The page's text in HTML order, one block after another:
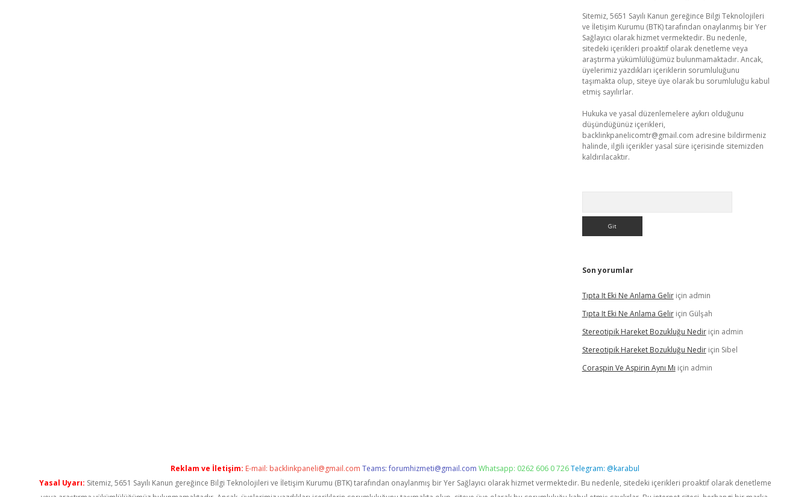
Sitemiz, 5651 Sayılı Kanun gereğince Bilgi Teknolojileri
ve İletişim Kurumu (BTK) tarafından onaylanmış bir Yer
Sağlayıcı olarak hizmet vermektedir. Bu nedenle,
sitedeki içerikleri proaktif olarak denetleme veya
araştırma yükümlülüğümüz bulunmamaktadır. Ancak,
üyelerimiz yazdıkları içeriklerin sorumluluğunu
taşımakta olup, siteye üye olarak bu sorumluluğu kabul
etmiş sayılırlar.
Hukuka ve yasal düzenlemelere aykırı olduğunu
düşündüğünüz içerikleri,
backlinkpanelicomtr@gmail.com adresine bildirmeniz
halinde, ilgili içerikler yasal süre içerisinde sitemizden
kaldırılacaktır.
Son yorumlar
Tıpta It Eki Ne Anlama Geliriçin admin
Tıpta It Eki Ne Anlama Geliriçin Gülşah
Stereotipik Hareket Bozukluğu Nediriçin admin
Stereotipik Hareket Bozukluğu Nediriçin Sibel
Coraspin Ve Aspirin Aynı Mı için admin
Reklam ve İletişim: E-mail: backlinkpaneli@gmail.com Teams:forumhizmeti@gmail.com Whatsapp: 0262 606 0 726Telegram: @karabul
Yasal Uyarı: Sitemiz, 5651 Sayılı Kanun gereğince Bilgi Teknolojileri ve İletişim Kurumu (BTK) tarafından onaylanmış bir Yer Sağlayıcı olarak hizmet vermektedir. Bu nedenle, sitedeki içerikleri proaktif olarak denetleme